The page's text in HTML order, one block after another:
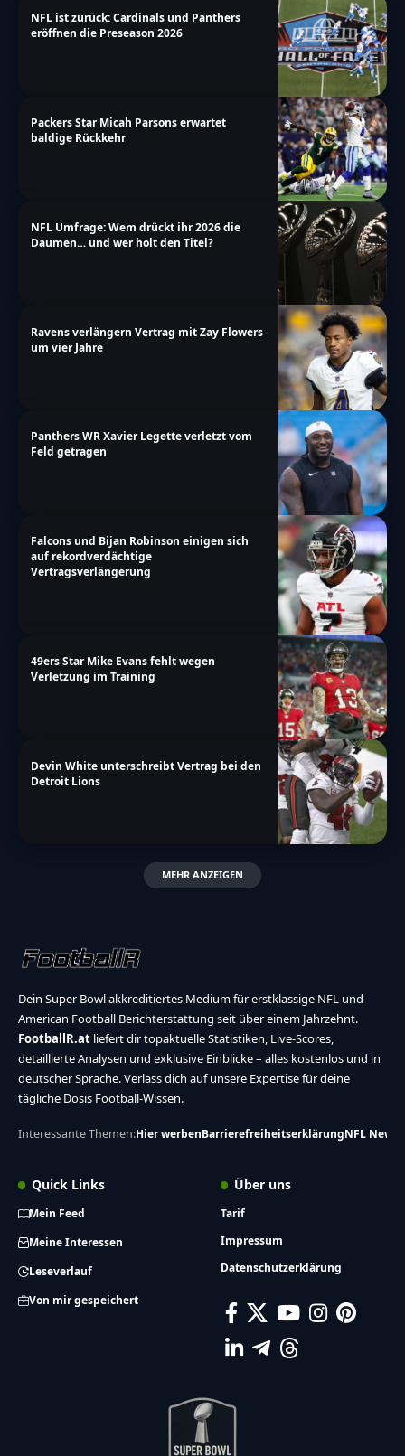
NFL ist zurück: Cardinals und Panthers
eröffnen die Preseason 2026
Packers Star Micah Parsons erwartet
baldige Rückkehr
NFL Umfrage: Wem drückt ihr 2026 die
Daumen… und wer holt den Titel?
Ravens verlängern Vertrag mit Zay Flowers
um vier Jahre
Panthers WR Xavier Legette verletzt vom
Feld getragen
Falcons und Bijan Robinson einigen sich
auf rekordverdächtige
Vertragsverlängerung
49ers Star Mike Evans fehlt wegen
Verletzung im Training
Devin White unterschreibt Vertrag bei den
Detroit Lions
MEHR ANZEIGEN
Dein Super Bowl akkreditiertes Medium für erstklassige NFL und
American Football Berichterstattung seit über einem Jahrzehnt.
FootballR.at liefert dir topaktuelle Statistiken, Live-Scores,
detaillierte Analysen und exklusive Einblicke – alles kostenlos und in
deutscher Sprache. Verlass dich auf unsere Expertise für deine
tägliche Dosis Football-Wissen.
Interessante Themen:Hier werbenBarrierefreiheitserklärungNFL News
Quick Links
Mein Feed
Meine Interessen
Leseverlauf
Von mir gespeichert
Über uns
Tarif
Impressum
Datenschutzerklärung